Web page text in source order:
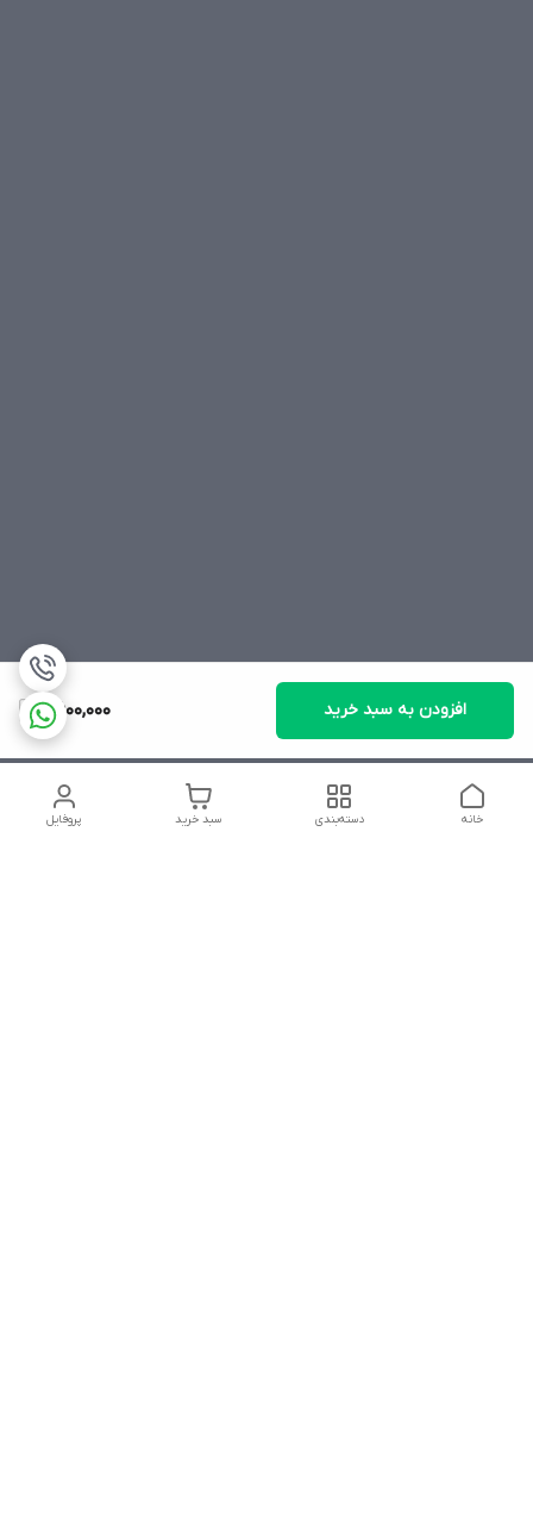
2,600,000 افزودن به سبد خرید
پروفایل سبد خرید دسته‌بندی خانه